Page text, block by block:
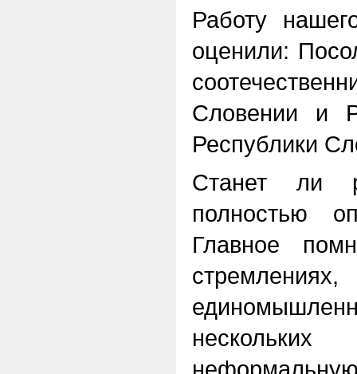
Работу
оценили:
Словении и
Республики
Станет ли
полностью
Главное